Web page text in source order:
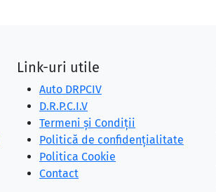
Link-uri utile
Auto DRPCIV
D.R.P.C.I.V
Termeni și Condiții
Politică de confidențialitate
Politica Cookie
Contact